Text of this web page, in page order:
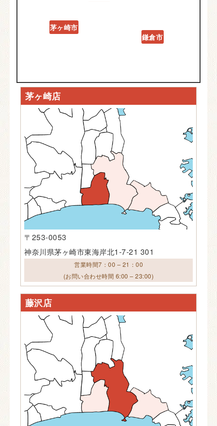
茅ヶ崎市
鎌倉市
茅ヶ崎店
〒253-0053
神奈川県茅ヶ崎市東海岸北1-7-21 301
営業時間7：00 – 21：00
(お問い合わせ時間 6:00 – 23:00)
藤沢店